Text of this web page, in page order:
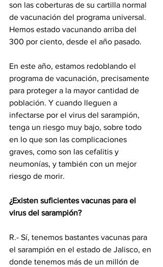
son las coberturas de su cartilla normal
de vacunación del programa universal.
Hemos estado vacunando arriba del
300 por ciento, desde el año pasado.
En este año, estamos redoblando el
programa de vacunación, precisamente
para proteger a la mayor cantidad de
población. Y cuando lleguen a
infectarse por el virus del sarampión,
tenga un riesgo muy bajo, sobre todo
en lo que son las complicaciones
graves, como son las cefalitis y
neumonías, y también con un mejor
riesgo de morir.
¿Existen suficientes vacunas para el
virus del sarampión?
R.- Sí, tenemos bastantes vacunas para
el sarampión en el estado de Jalisco, en
donde tenemos más de un millón de